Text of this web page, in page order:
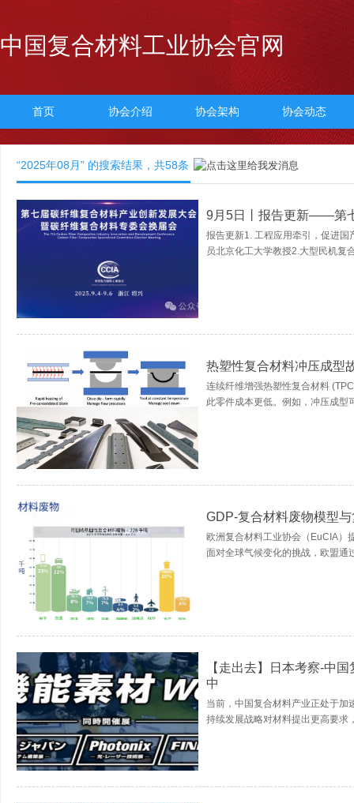
中国复合材料工业协会官网
首页 协会介绍 协会架构 协会动态
“2025年08月” 的搜索结果，共58条
9月5日丨报告更新——第
报告更新1. 工程应用牵引，促进
员北京化工大学教授2.大型民机复
热塑性复合材料冲压成型
连续纤维增强热塑性复合材料
此零件成本更低。例如，冲压成型
GDP-复合材料废物模型
欧洲复合材料工业协会（EuCIA）
面对全球气候变化的挑战，欧盟通
【走出去】日本考察-中
中
当前，中国复合材料产业正处于加
持续发展战略对材料提出更高要求